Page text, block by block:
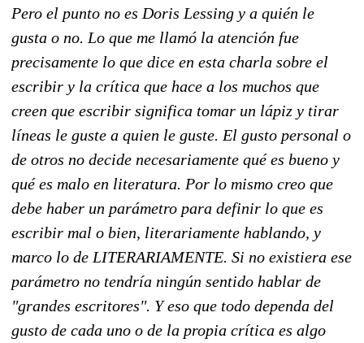
Pero el punto no es Doris Lessing y a quién le
gusta o no. Lo que me llamó la atención fue
precisamente lo que dice en esta charla sobre el
escribir y la crítica que hace a los muchos que
creen que escribir significa tomar un lápiz y tirar
líneas le guste a quien le guste. El gusto personal o
de otros no decide necesariamente qué es bueno y
qué es malo en literatura. Por lo mismo creo que
debe haber un parámetro para definir lo que es
escribir mal o bien, literariamente hablando, y
marco lo de LITERARIAMENTE. Si no existiera ese
parámetro no tendría ningún sentido hablar de
"grandes escritores". Y eso que todo dependa del
gusto de cada uno o de la propia crítica es algo